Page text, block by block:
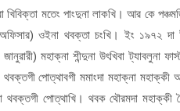
খিবিক্তা মতেং পাংদুনা লাকখি। আর কে
ওইনা থবক্তা চংখি। ইং ১৯৭২ দা
মহাক্না শীন্দুনা উৎখিবা ট্যাবলুনা
পোত্থাবগী মমাংদা মহাক্না
থবক্তগী পোত্থাখি। থবক থৌরমদা মহাক্কী